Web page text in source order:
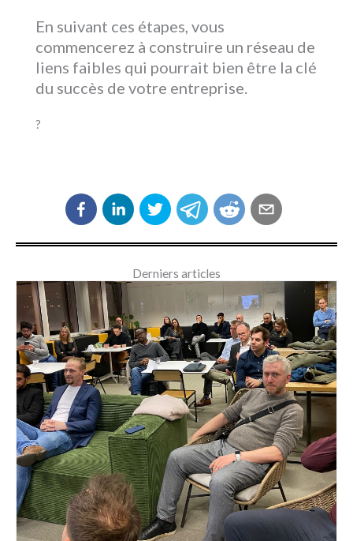
En suivant ces étapes, vous
commencerez à construire un réseau de
liens faibles qui pourrait bien être la clé
du succès de votre entreprise.
?
Derniers articles